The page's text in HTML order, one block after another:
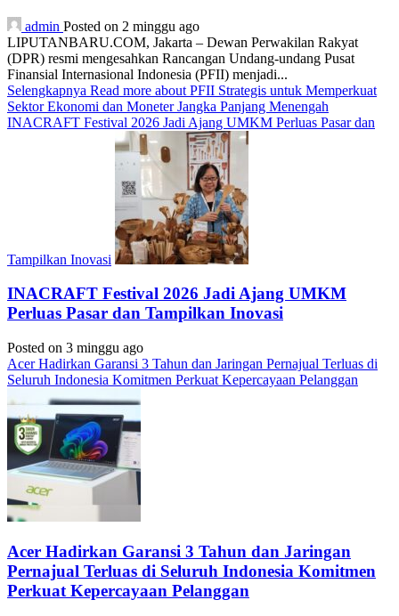
admin Posted on 2 minggu ago
LIPUTANBARU.COM, Jakarta – Dewan Perwakilan Rakyat
(DPR) resmi mengesahkan Rancangan Undang-undang Pusat
Finansial Internasional Indonesia (PFII) menjadi...
Selengkapnya Read more about PFII Strategis untuk Memperkuat
Sektor Ekonomi dan Moneter Jangka Panjang Menengah
INACRAFT Festival 2026 Jadi Ajang UMKM Perluas Pasar dan
Tampilkan Inovasi
INACRAFT Festival 2026 Jadi Ajang UMKM
Perluas Pasar dan Tampilkan Inovasi
Posted on 3 minggu ago
Acer Hadirkan Garansi 3 Tahun dan Jaringan Pernajual Terluas di
Seluruh Indonesia Komitmen Perkuat Kepercayaan Pelanggan
Acer Hadirkan Garansi 3 Tahun dan Jaringan
Pernajual Terluas di Seluruh Indonesia Komitmen
Perkuat Kepercayaan Pelanggan